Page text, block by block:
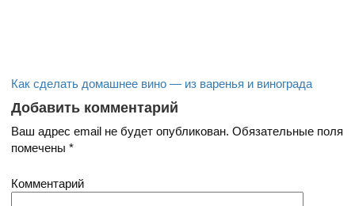
Как сделать домашнее вино — из варенья и винограда
Добавить комментарий
Ваш адрес email не будет опубликован. Обязательные поля
помечены *
Комментарий